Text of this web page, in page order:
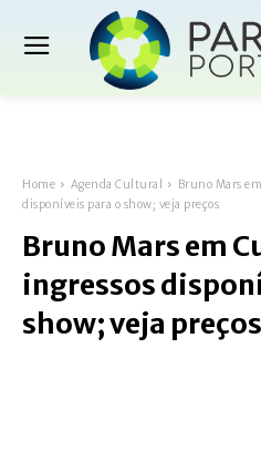
Home Agenda Cultural
Bruno Mars
disponíveis para o show; veja preços
Bruno Mars em
ingressos
show; veja preços